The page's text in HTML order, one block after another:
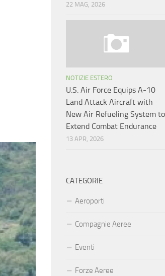
22 MAG, 2026
NOTIZIE ESTERO
U.S. Air Force Equips A-10
Land Attack Aircraft with
New Air Refueling System to
Extend Combat Endurance
13 APR, 2026
CATEGORIE
Aeroporti
Compagnie Aeree
Eventi
Forze Aeree